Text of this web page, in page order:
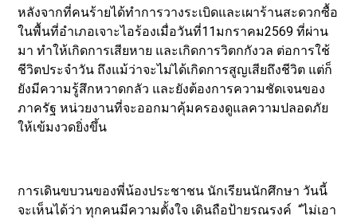
หลังจากที่คนร้ายได้ทำการวางระเบิดและเผาร้านสะดวกซื้อ
ในพื้นที่อำเภอเจาะไอร้องเมื่อวันที่11มกราคม2569 ที่ผ่าน
มา ทำให้เกิดการเสียหาย และเกิดการวิตกกังวล ต่อการใช้
ชีวิตประจำวัน ถึงแม้ว่าจะไม่ได้เกิดการสูญเสียถึงชีวิต แต่ก็
ยังมีความรู้สึกหวาดกลัว และยังต้องการความชัดเจนของ
ภาครัฐ หน่วยงานที่จะออกมาคุ้มครองดูแลความปลอดภัย
ให้เข้มงวดยิ่งขึ้น
การเดินขบวนของพี่น้องประชาชน นักเรียนนักศึกษา วันนี้
จะเห็นได้ว่า ทุกคนมีความตั้งใจ เดินถือป้ายรณรงค์ “ไม่เอา